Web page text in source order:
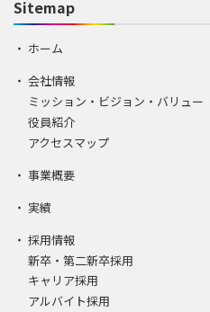
Sitemap
ホーム
会社情報
ミッション・ビジョン・バリュー
役員紹介
アクセスマップ
事業概要
実績
採用情報
新卒・第二新卒採用
キャリア採用
アルバイト採用